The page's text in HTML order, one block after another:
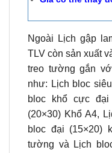
Ngoài Lịch gập
TLV còn sản xuất
treo tường gắn
như: Lịch bloc
bloc khổ cực
(20×30) Khổ A4,
bloc đại (15×20)
tường và Lịch